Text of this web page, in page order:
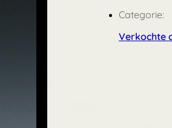
Categorie:
Verkochte